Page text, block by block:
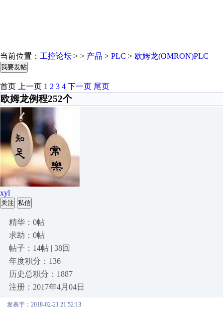
当前位置： 工控论坛 > > 产品 > PLC > 欧姆龙(OMRON)PLC
我要发帖
首页 上一页 1 2 3 4 下一页 尾页
欧姆龙例程252个
xyl
关注 私信
精华：0帖
求助：0帖
帖子：14帖 | 38回
年度积分：136
历史总积分：1887
注册：2017年4月04日
发表于：2018-02-21 21:52:13